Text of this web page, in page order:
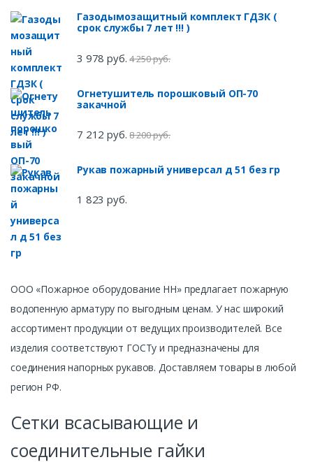
Газодымозащитный комплект ГДЗК (
срок службы 7 лет !!! )
3 978 руб. 4 250 руб.
Огнетушитель порошковый ОП-70
закачной
7 212 руб. 8 200 руб.
Рукав пожарный универсал д 51 без гр
1 823 руб.
ООО «Пожарное оборудование НН» предлагает пожарную
водопенную арматуру по выгодным ценам. У нас широкий
ассортимент продукции от ведущих производителей. Все
изделия соответствуют ГОСТу и предназначены для
соединения напорных рукавов. Доставляем товары в любой
регион РФ.
Сетки всасывающие и
соединительные гайки